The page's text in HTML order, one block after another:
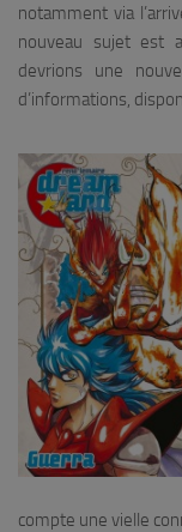
notamment via
nouveau sujet est
devrions une
d’informations,
compte une vielle